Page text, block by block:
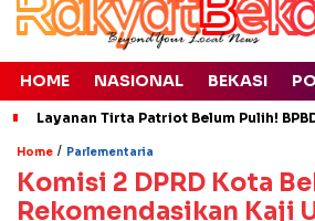
HOME NASIONAL BEKASI
Layanan Tirta Patriot Belum Pulih!
Home / Parlementaria
Komisi 2 DPRD Kota
Rekomendasikan Kaji